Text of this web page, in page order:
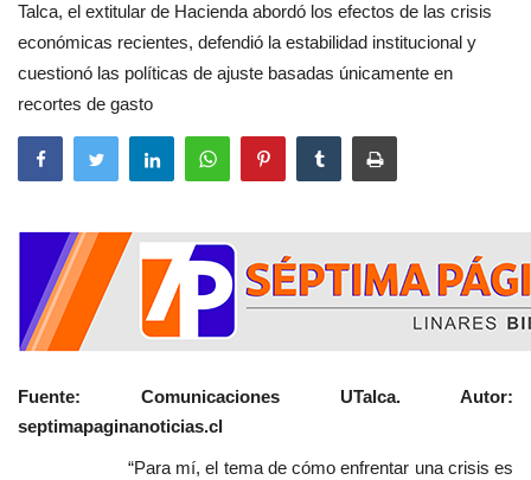
Talca, el extitular de Hacienda abordó los efectos de las crisis
económicas recientes, defendió la estabilidad institucional y
cuestionó las políticas de ajuste basadas únicamente en
recortes de gasto
Fuente: Comunicaciones UTalca. Autor:
septimapaginanoticias.cl
“Para mí, el tema de cómo enfrentar una crisis es